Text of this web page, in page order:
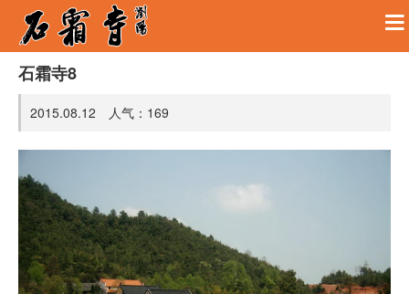
石霜寺8
2015.08.12 人气： 169